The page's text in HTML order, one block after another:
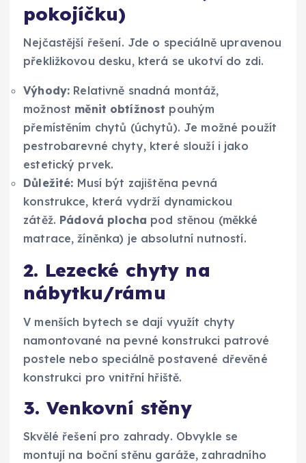
pokojíčku)
Nejčastější řešení. Jde o speciálně upravenou
překližkovou desku, která se ukotví do zdi.
Výhody: Relativně snadná montáž,
možnost měnit obtížnost pouhým
přemístěním chytů (úchytů). Je možné použít
pestrobarevné chyty, které slouží i jako
estetický prvek.
Důležité: Musí být zajištěna pevná
konstrukce, která vydrží dynamickou
zátěž. Pádová plocha pod stěnou (měkké
matrace, žíněnka) je absolutní nutností.
2. Lezecké chyty na
nábytku/rámu
V menších bytech se dají využít chyty
namontované na pevné konstrukci patrové
postele nebo speciálně postavené dřevěné
konstrukci pro vnitřní hřiště.
3. Venkovní stěny
Skvělé řešení pro zahrady. Obvykle se
montují na boční stěnu garáže, zahradního